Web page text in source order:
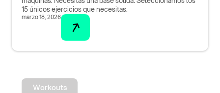
15 únicos ejercicios que necesitas.
marzo 18, 2026
Workouts